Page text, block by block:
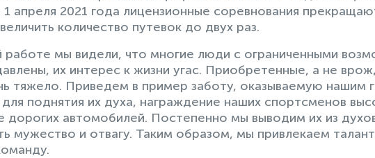
1 апреля 2021 года лицензионные соревнования
количество путевок до двух раз.
работе мы видели, что многие люди с ограниченными
их интерес к жизни угас. Приобретенные, а не
тяжело. Приведем в пример заботу, оказываемую нашим
поднятия их духа, награждение наших спортсменов
дорогих автомобилей. Постепенно мы выводим их из
мужество и отвагу. Таким образом, мы привлекаем